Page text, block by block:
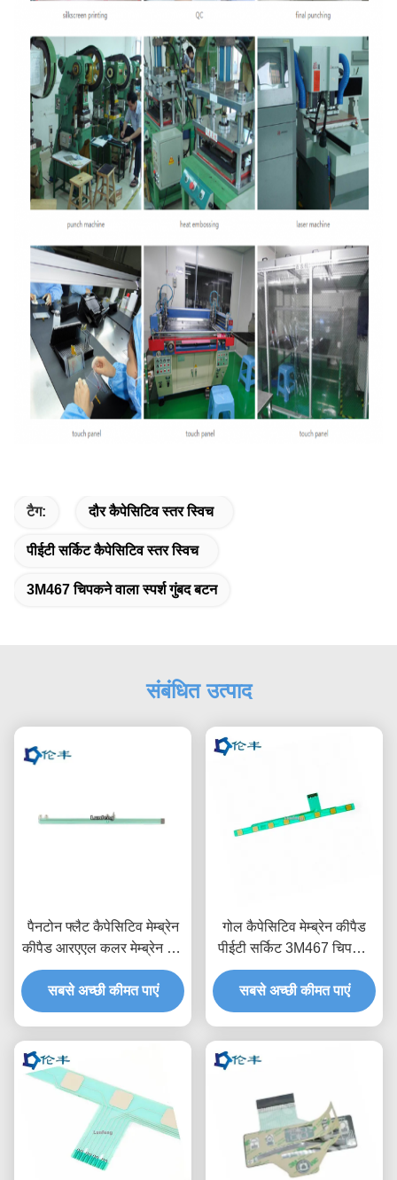
टैग: दौर कैपेसिटिव स्तर स्विच
पीईटी सर्किट कैपेसिटिव स्तर स्विच
3M467 चिपकने वाला स्पर्श गुंबद बटन
संबंधित उत्पाद
पैनटोन फ्लैट कैपेसिटिव मेम्ब्रेन
कीपैड आरएएल कलर मेम्ब्रेन टच
स्विच
सबसे अच्छी कीमत पाएं
गोल कैपेसिटिव मेम्ब्रेन कीपैड
पीईटी सर्किट 3M467 चिपकने
वाला टैक्टाइल डोम बटन:
सबसे अच्छी कीमत पाएं